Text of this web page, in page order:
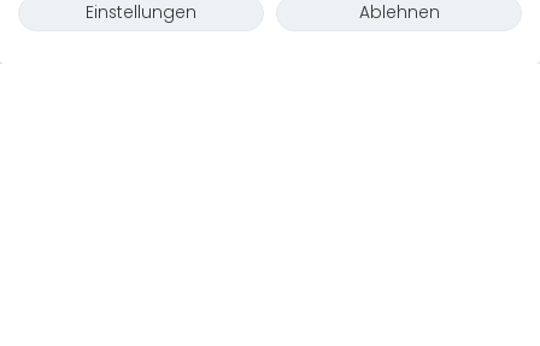
Einstellungen
Ablehnen